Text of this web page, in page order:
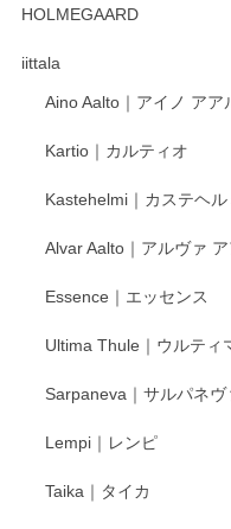
HOLMEGAARD
iittala
Aino Aalto｜アイノ アア
Kartio｜カルティオ
Kastehelmi｜カステヘル
Alvar Aalto｜アルヴァ ア
Essence｜エッセンス
Ultima Thule｜ウルティ
Sarpaneva｜サルパネヴ
Lempi｜レンピ
Taika｜タイカ